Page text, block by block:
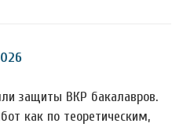
защиты ВКР бакалавров.
как по теоретическим,